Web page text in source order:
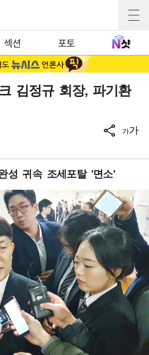
섹션 포토
김정규 회장, 파기환
가가
성 귀속 조세포탈 '면소'